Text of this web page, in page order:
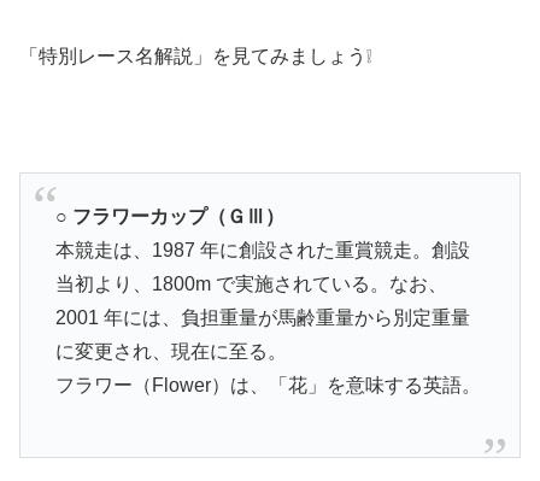
「特別レース名解説」を見てみましょう❕
○ フラワーカップ（ＧⅢ）
本競走は、1987 年に創設された重賞競走。創設
当初より、1800m で実施されている。なお、
2001 年には、負担重量が馬齢重量から別定重量
に変更され、現在に至る。
フラワー（Flower）は、「花」を意味する英語。